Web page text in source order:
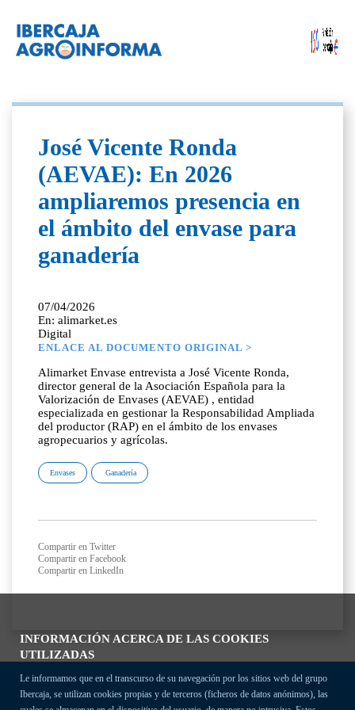
INFORMACIÓN ACERCA DE LAS COOKIES
UTILIZADAS
Le informamos que en el transcurso de su navegación por los sitios web del grupo
Ibercaja, se utilizan cookies propias y de terceros (ficheros de datos anónimos), las
José Vicente Ronda
(AEVAE): En 2026
ampliaremos presencia en
el ámbito del envase para
ganadería
07/04/2026
En: alimarket.es
Digital
ENLACE AL DOCUMENTO ORIGINAL >
Alimarket Envase entrevista a José Vicente Ronda,
director general de la Asociación Española para la
Valorización de Envases (AEVAE) , entidad
especializada en gestionar la Responsabilidad Ampliada
del productor (RAP) en el ámbito de los envases
agropecuarios y agrícolas.
Envases Ganadería
Compartir en Twitter
Compartir en Facebook
Compartir en LinkedIn